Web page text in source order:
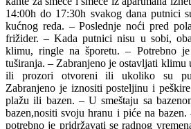
14:00h do 17:30h svakog dana putnici
kućnog reda. – Poslednje noći pred
frižider. – Kada putnici nisu u sobi,
klimu, ringle na šporetu. – Potrebno
tuširanja. – Zabranjeno je ostavljati
ili prozori otvoreni ili ukoliko su
Zabranjeno je iznositi posteljinu i
plažu ili bazen. – U smeštaju sa
bazen,nositi svoju hranu i piće na bazen.
potrebno je pridržavati se radnog